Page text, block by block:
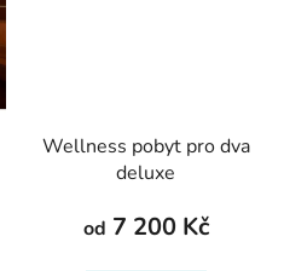
Wellness pobyt pro dva
deluxe
od 7 200 Kč